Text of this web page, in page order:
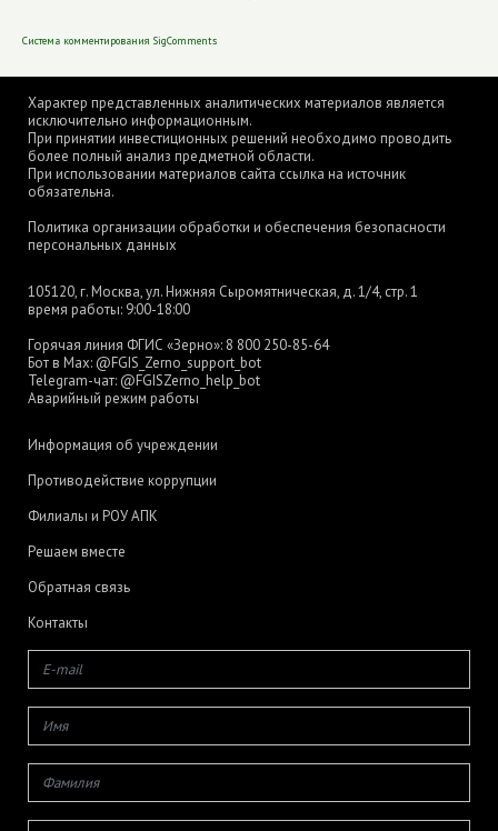
Характер представленных аналитических материалов является
исключительно информационным.
При принятии инвестиционных решений необходимо проводить
более полный анализ предметной области.
При использовании материалов сайта ссылка на источник
обязательна.
Политика организации обработки и обеспечения безопасности
персональных данных
105120, г. Москва, ул. Нижняя Сыромятническая, д. 1/4, стр. 1
время работы: 9:00-18:00
Горячая линия ФГИС «Зерно»: 8 800 250-85-64
Бот в Max: @FGIS_Zerno_support_bot
Telegram-чат: @FGISZerno_help_bot
Аварийный режим работы
Информация об учреждении
Противодействие коррупции
Филиалы и РОУ АПК
Решаем вместе
Обратная связь
Контакты